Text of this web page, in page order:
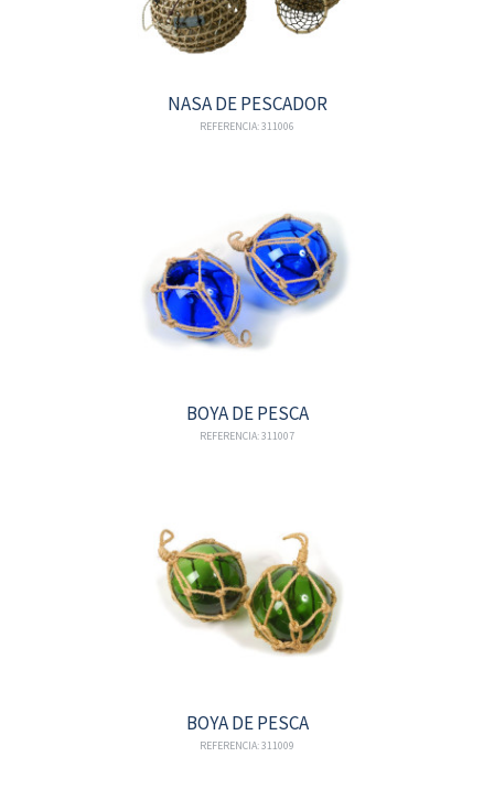
NASA DE PESCADOR
REFERENCIA: 311006
BOYA DE PESCA
REFERENCIA: 311007
BOYA DE PESCA
REFERENCIA: 311009